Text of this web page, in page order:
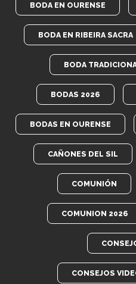
BODA EN OURENSE
BODA EN RIBEIRA SACRA
BODA
BODAS 2026
BODAS EN OURENSE
CAÑONES DEL SIL
COMUNIÓN
COMUNION 2026
CONSEJOS